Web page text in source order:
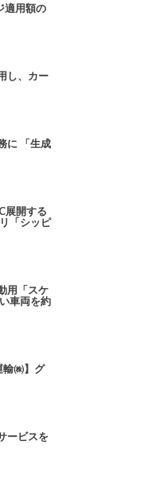
用額の
し、カー
に 「生成
展開する
「シッピ
用「スケ
車両を約
輸㈱】グ
ービスを